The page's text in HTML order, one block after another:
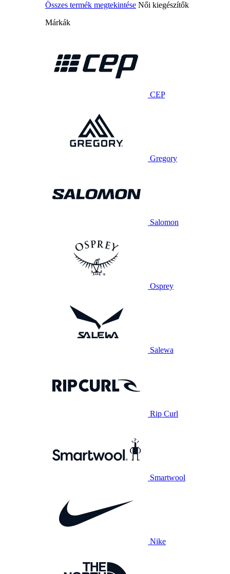
Összes termék megtekintése Női kiegészítők
Márkák
CEP
Gregory
Salomon
Osprey
Salewa
Rip Curl
Smartwool
Nike